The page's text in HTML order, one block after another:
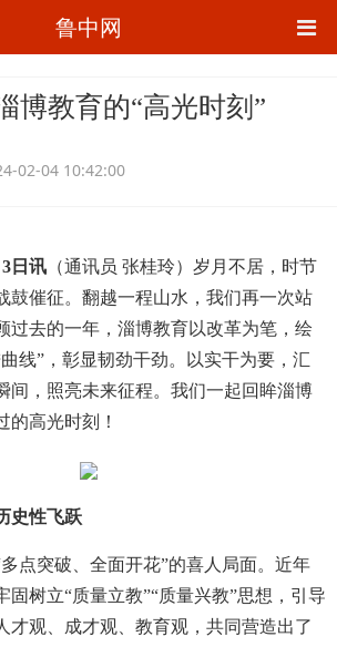
鲁中网
博教育的“高光时刻”
02-04 10:42:00
日讯 （通讯员 张桂玲）岁月不居，时节
鼓催征。翻越一程山水，我们再一次站
过去的一年，淄博教育以改革为笔，绘
线”，彰显韧劲干劲。以实干为要，汇
间，照亮未来征程。我们一起回眸淄博
的高光时刻！
性飞跃
突破、全面开花”的喜人局面。近年
固树立“质量立教”“质量兴教”思想，引导
才观、成才观、教育观，共同营造出了